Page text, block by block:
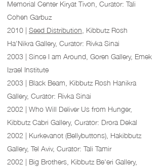
Memorial Center Kiryat Tivon, Curator: Tali
Cohen Garbuz
2010 |Seed Distribution, Kibbutz Rosh
Ha'Nikra Gallery, Curator: Rivka Sinai
2003 | Since I am Around, Goren Gallery, Emek
Izrael Institute
2003 | Black Beam, Kibbutz Rosh Hanikra
Gallery, Curator: Rivka Sinai
2002 | Who Will Deliver Us from Hunger,
Kibbutz Cabri Gallery, Curator: Drora Dekal
2002 | Kurkevanot (Bellybuttons), Hakibbutz
Gallery, Tel Aviv, Curator: Tali Tamir
2002 | Big Brothers, Kibbutz Be'eri Gallery,